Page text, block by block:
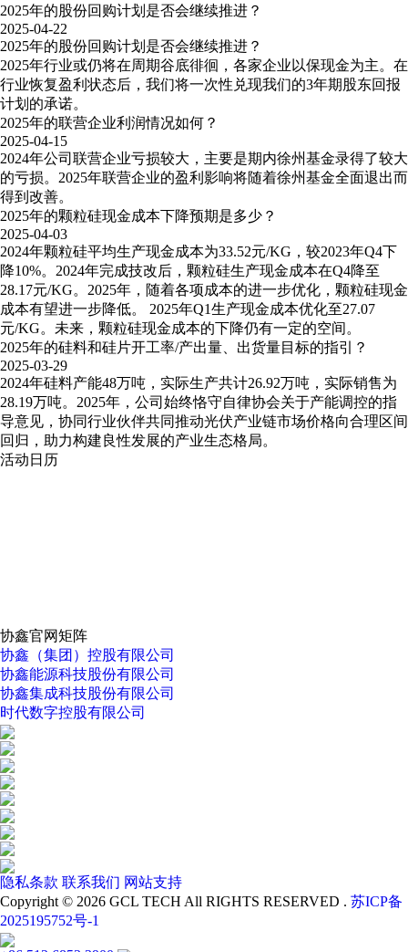
2025年的股份回购计划是否会继续推进？
2025-04-22
2025年的股份回购计划是否会继续推进？
2025年行业或仍将在周期谷底徘徊，各家企业以保现金为主。在
行业恢复盈利状态后，我们将一次性兑现我们的3年期股东回报
计划的承诺。
2025年的联营企业利润情况如何？
2025-04-15
2024年公司联营企业亏损较大，主要是期内徐州基金录得了较大
的亏损。2025年联营企业的盈利影响将随着徐州基金全面退出而
得到改善。
2025年的颗粒硅现金成本下降预期是多少？
2025-04-03
2024年颗粒硅平均生产现金成本为33.52元/KG，较2023年Q4下
降10%。2024年完成技改后，颗粒硅生产现金成本在Q4降至
28.17元/KG。2025年，随着各项成本的进一步优化，颗粒硅现金
成本有望进一步降低。 2025年Q1生产现金成本优化至27.07
元/KG。未来，颗粒硅现金成本的下降仍有一定的空间。
2025年的硅料和硅片开工率/产出量、出货量目标的指引？
2025-03-29
2024年硅料产能48万吨，实际生产共计26.92万吨，实际销售为
28.19万吨。2025年，公司始终恪守自律协会关于产能调控的指
导意见，协同行业伙伴共同推动光伏产业链市场价格向合理区间
回归，助力构建良性发展的产业生态格局。
活动日历
协鑫官网矩阵
协鑫（集团）控股有限公司
协鑫能源科技股份有限公司
协鑫集成科技股份有限公司
时代数字控股有限公司
隐私条款 联系我们 网站支持
Copyright © 2026 GCL TECH All RIGHTS RESERVED . 苏ICP备
2025195752号-1